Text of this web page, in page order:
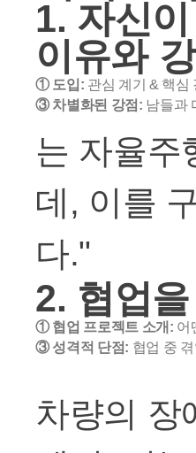
1. 자신
이유와
① 도입: 관심 계기 & 핵심
③ 차별화된 강점: 남들과
는 자율주
데, 이를
다."
2. 협업
① 협업 프로젝트 소개: 어
③ 성격적 단점: 협업 중
차량의 장